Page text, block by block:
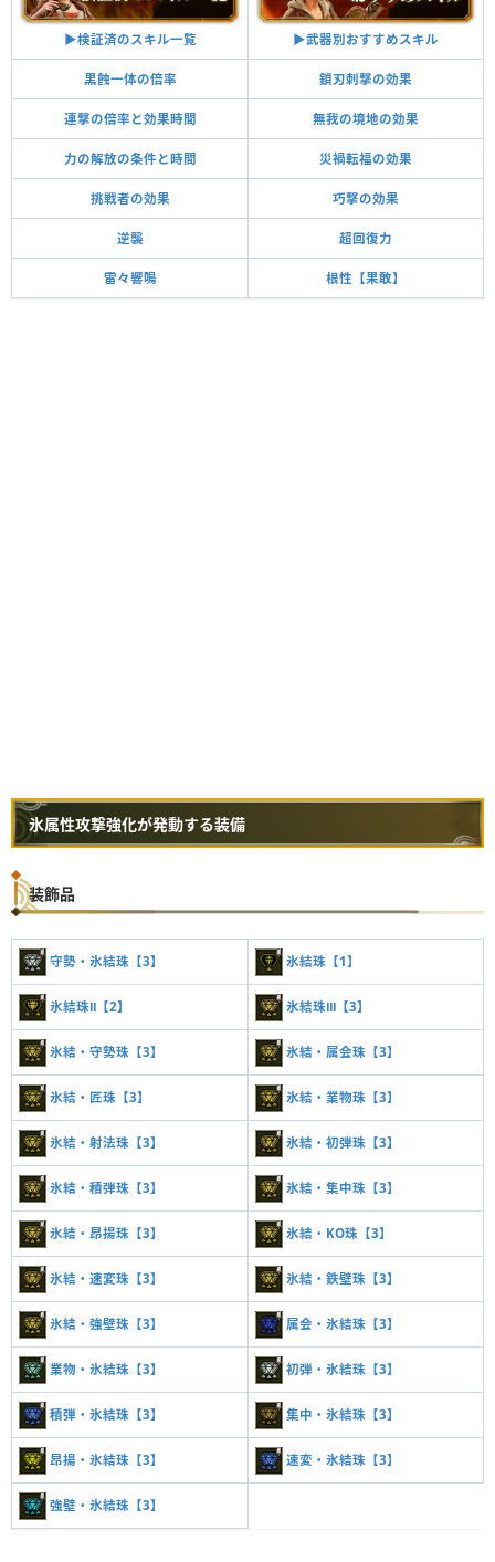
▶︎検証済のスキル一覧 ▶︎武器別おすすめスキル
黒蝕一体の倍率 鎖刃刺撃の効果
連撃の倍率と効果時間 無我の境地の効果
力の解放の条件と時間 災禍転福の効果
挑戦者の効果 巧撃の効果
逆襲 超回復力
雷々響鳴 根性【果敢】
氷属性攻撃強化が発動する装備
装飾品
守勢・氷結珠【3】 氷結珠【1】
氷結珠Ⅱ【2】 氷結珠Ⅲ【3】
氷結・守勢珠【3】 氷結・属会珠【3】
氷結・匠珠【3】 氷結・業物珠【3】
氷結・射法珠【3】 氷結・初弾珠【3】
氷結・積弾珠【3】 氷結・集中珠【3】
氷結・昂揚珠【3】 氷結・KO珠【3】
氷結・速変珠【3】 氷結・鉄壁珠【3】
氷結・強壁珠【3】 属会・氷結珠【3】
業物・氷結珠【3】 初弾・氷結珠【3】
積弾・氷結珠【3】 集中・氷結珠【3】
昂揚・氷結珠【3】 速変・氷結珠【3】
強壁・氷結珠【3】